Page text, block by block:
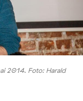
2014. Foto: Harald